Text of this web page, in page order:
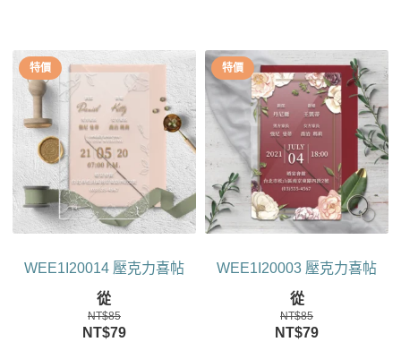
特價
WEE1I20014 壓克力喜帖
從
NT$85
原
NT$79目
特價
WEE1I20003 壓克力喜帖
從
NT$85
原
NT$79目